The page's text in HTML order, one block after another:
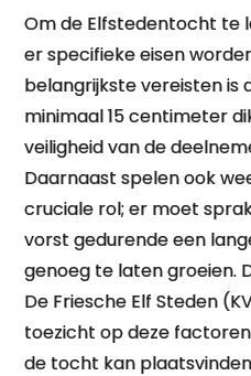
Om de Elfstedentocht te
er specifieke eisen
belangrijkste vereisten is
minimaal 15 centimeter
veiligheid van de
Daarnaast spelen ook
cruciale rol; er moet
vorst gedurende een
genoeg te laten groeien.
De Friesche Elf Steden
toezicht op deze
de tocht kan